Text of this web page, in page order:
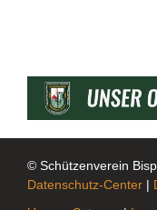
© Schützenverein
Datenschutz-Center |